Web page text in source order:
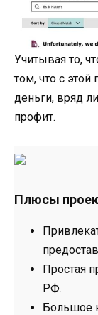
Учитывая то,
том, что с
деньги, вряд
профит.
Плюсы
Простая
РФ.
Большое